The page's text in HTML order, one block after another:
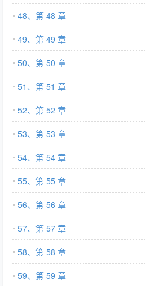
48、第 48 章
49、第 49 章
50、第 50 章
51、第 51 章
52、第 52 章
53、第 53 章
54、第 54 章
55、第 55 章
56、第 56 章
57、第 57 章
58、第 58 章
59、第 59 章